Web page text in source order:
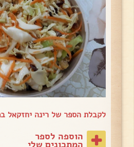
לקבלת הספר של רינה יחזקאל
הוספה לספר